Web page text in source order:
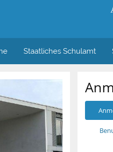
Staatliches Schulamt